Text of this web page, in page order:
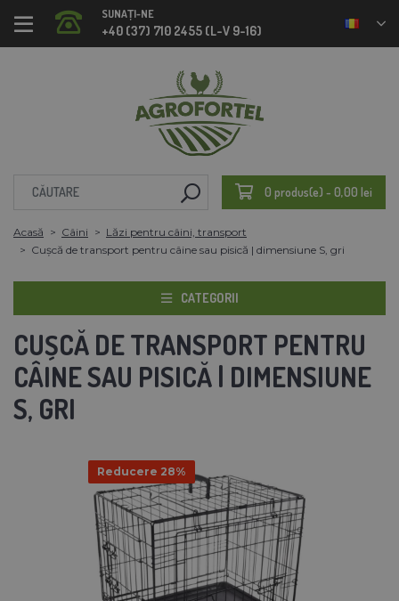
SUNAȚI-NE
+40 (37) 710 2455 (L-V 9-16)
0 produs(e) - 0,00 lei
Acasă Câini
Lăzi pentru câini, transport
Cușcă de transport pentru câine sau pisică | dimensiune S, gri
CATEGORII
CUȘCĂ DE TRANSPORT PENTRU
CÂINE SAU PISICĂ | DIMENSIUNE
S, GRI
Reducere 28%